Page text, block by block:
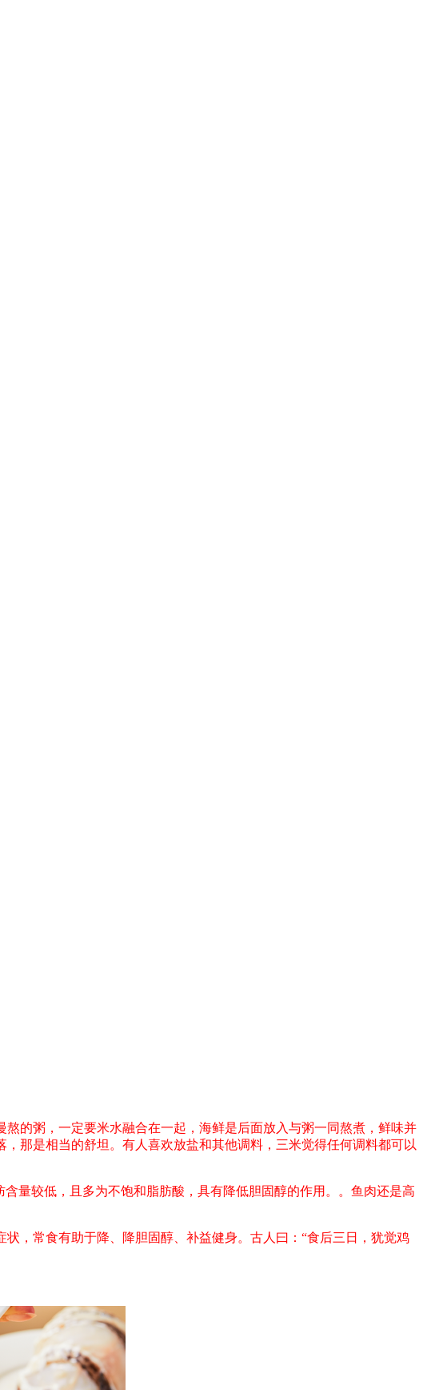
的粥，一定要米水融合在一起，海鲜是后面放入与粥一同熬煮，鲜味并
那是相当的舒坦。有人喜欢放盐和其他调料，三米觉得任何调料都可以
较低，且多为不饱和脂肪酸，具有降低胆固醇的作用。。鱼肉还是高
，常食有助于降、降胆固醇、补益健身。古人曰：“食后三日，犹觉鸡